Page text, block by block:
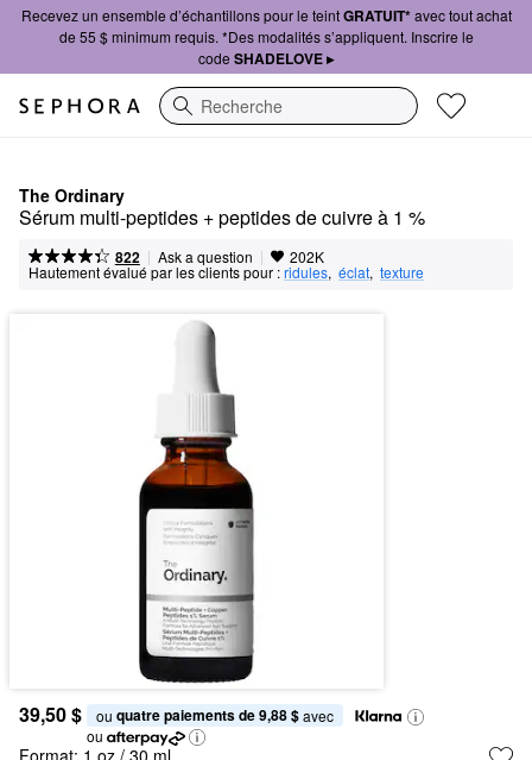
Recevez un ensemble d’échantillons pour le teintGRATUIT*avec tout achat
de 55 $ minimum requis. *Des modalités s’appliquent. Inscrire le
code SHADELOVE ▸
Recherche
The Ordinary
822 | Ask a question | 202K
Hautement évalué par les clients pour :ridules, éclat, texture
39,50 $ ou quatre paiements de 9,88 $ avec
ou
Format: 1 oz / 30 ml